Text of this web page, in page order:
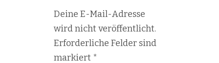
Deine E-Mail-Adresse
wird nicht veröffentlicht.
Erforderliche Felder sind
markiert *